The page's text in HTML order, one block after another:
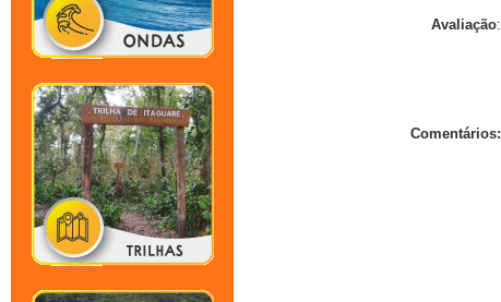
Avaliação:
Comentários: